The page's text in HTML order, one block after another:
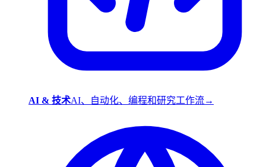
AI & 技术AI、自动化、编程和研究工作流→